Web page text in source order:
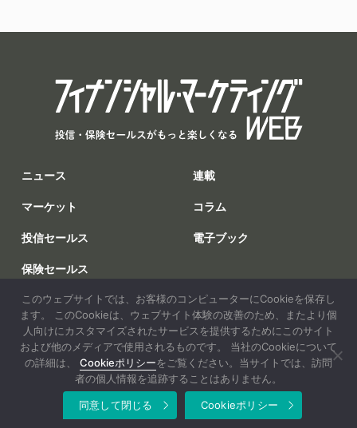
ニュース
マーケット
投信セールス
保険セールス
調査
連載
コラム
電子ブック
個人情報保護方針 Cookieポリシー お問い合わせ
Copyright © 2026 Edit.Inc. All Rights Reserved.
このウェブサイトでは、お客様のコンピューターにCookieを保存し
ます。 このCookieは、ウェブサイト体験の改善のため、またより個
人向けにカスタマイズされたサービスを提供するためにこのサイト
および他のメディアで使用されるものです。 当社のCookieについて
の詳細は、 Cookieポリシーをご覧ください。当サイトでは、訪問
者の個人情報を追跡することはありません。
同意して閉じる Cookieポリシー